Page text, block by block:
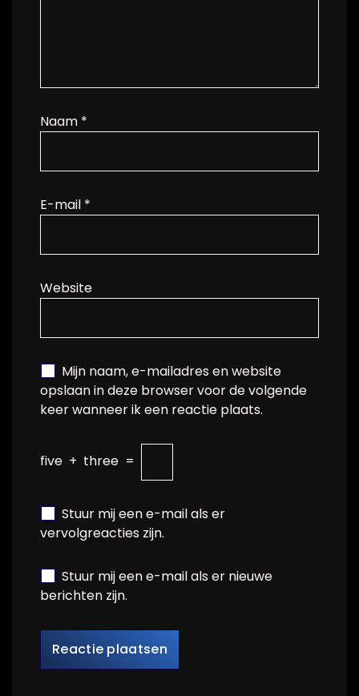
Naam *
E-mail *
Website
Mijn naam, e-mailadres en website
opslaan in deze browser voor de volgende
keer wanneer ik een reactie plaats.
five + three =
Stuur mij een e-mail als er
vervolgreacties zijn.
Stuur mij een e-mail als er nieuwe
berichten zijn.